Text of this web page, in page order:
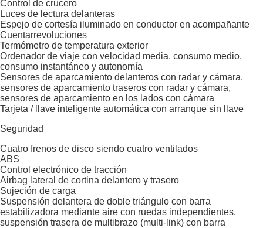
Control de crucero
Luces de lectura delanteras
Espejo de cortesía iluminado en conductor en acompañante
Cuentarrevoluciones
Termómetro de temperatura exterior
Ordenador de viaje con velocidad media, consumo medio,
consumo instantáneo y autonomía
Sensores de aparcamiento delanteros con radar y cámara,
sensores de aparcamiento traseros con radar y cámara,
sensores de aparcamiento en los lados con cámara
Tarjeta / llave inteligente automática con arranque sin llave
Seguridad
Cuatro frenos de disco siendo cuatro ventilados
ABS
Control electrónico de tracción
Airbag lateral de cortina delantero y trasero
Sujeción de carga
Suspensión delantera de doble triángulo con barra
estabilizadora mediante aire con ruedas independientes,
suspensión trasera de multibrazo (multi-link) con barra